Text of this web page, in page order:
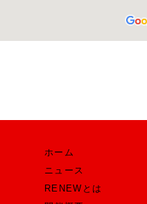
ホーム
ニュース
RENEWとは